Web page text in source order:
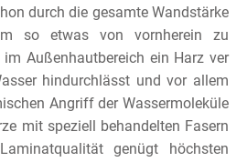
durch die gesamte Wandstärke
so etwas von vornherein zu
Außenhautbereich ein Harz ver
hindurchlässt und vor allem
Angriff der Wassermoleküle
mit speziell behandelten Fasern
genügt höchsten